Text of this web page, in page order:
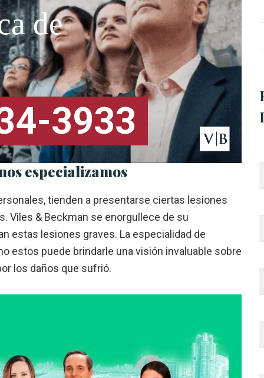
de
3933
especializamos
tienden a presentarse ciertas lesiones
Viles & Beckman se enorgullece de su
estas lesiones graves. La especialidad de
estos puede brindarle una visión invaluable sobre
los daños que sufrió.